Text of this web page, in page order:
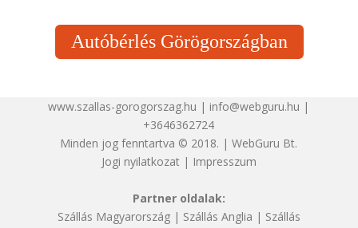
Autóbérlés Görögországban
www.szallas-gorogorszag.hu | info@webguru.hu |
+3646362724
Minden jog fenntartva © 2018. | WebGuru Bt.
Jogi nyilatkozat| Impresszum
Partner oldalak:
Szállás Magyarország| Szállás Anglia | Szállás